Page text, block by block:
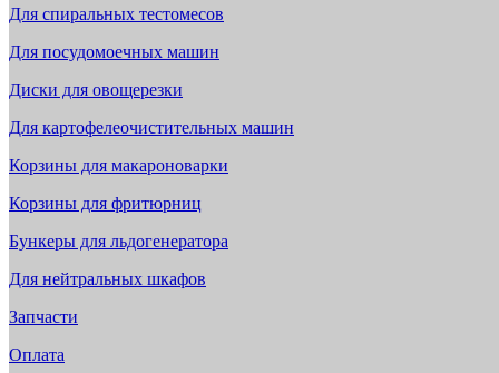
Для спиральных тестомесов
Для посудомоечных машин
Диски для овощерезки
Для картофелеочистительных машин
Корзины для макароноварки
Корзины для фритюрниц
Бункеры для льдогенератора
Для нейтральных шкафов
Запчасти
Оплата